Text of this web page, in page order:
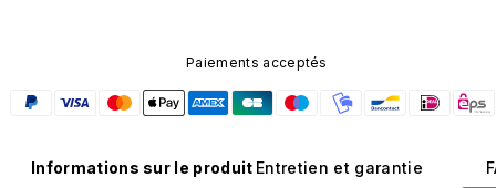
Paiements acceptés
Informations sur le produit Entretien et garantie